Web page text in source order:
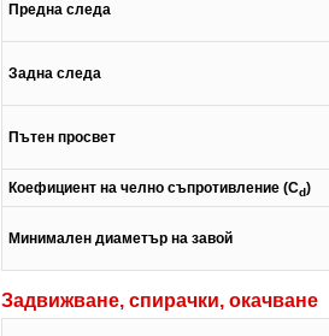
Предна следа
Задна следа
Пътен просвет
Коефициент на челно съпротивление (Cd)
Минимален диаметър на завой
Задвижване, спирачки, окачване